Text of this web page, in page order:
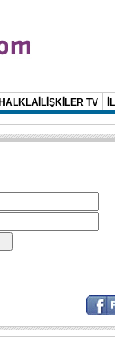
HALKLAİLİŞKİLER TV